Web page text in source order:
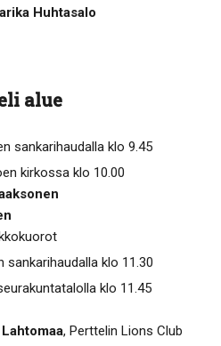
Huhtasalo
alue
sankarihaudalla klo 9.45
kirkossa klo 10.00
sankarihaudalla klo 11.30
klo 11.45
, Perttelin Lions Club